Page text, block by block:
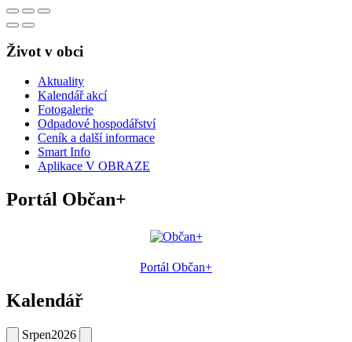
Život v obci
Aktuality
Kalendář akcí
Fotogalerie
Odpadové hospodářství
Ceník a další informace
Smart Info
Aplikace V OBRAZE
Portál Občan+
Portál Občan+
Kalendář
Srpen2026